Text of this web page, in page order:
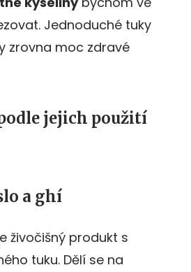
Jednoduché tuky
zrovna moc zdravé
jejich použití
a ghí
živočišný produkt s
tuku. Dělí se na